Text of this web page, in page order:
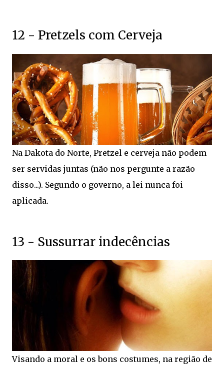
12 - Pretzels com Cerveja
Na Dakota do Norte, Pretzel e cerveja não podem
ser servidas juntas (não nos pergunte a razão
disso...). Segundo o governo, a lei nunca foi
aplicada.
13 - Sussurrar indecências
Visando a moral e os bons costumes, na região de